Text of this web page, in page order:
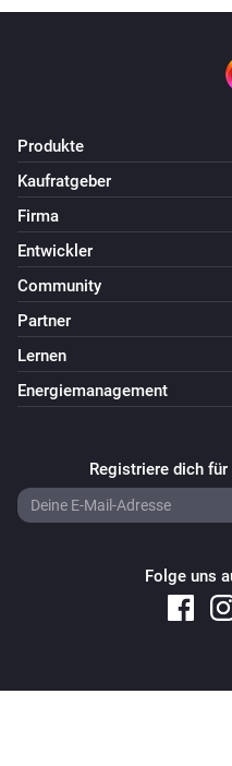
Produkte
Kaufratgeber
Firma
Entwickler
Community
Partner
Lernen
Energiemanagement
Registriere dich
Folge uns